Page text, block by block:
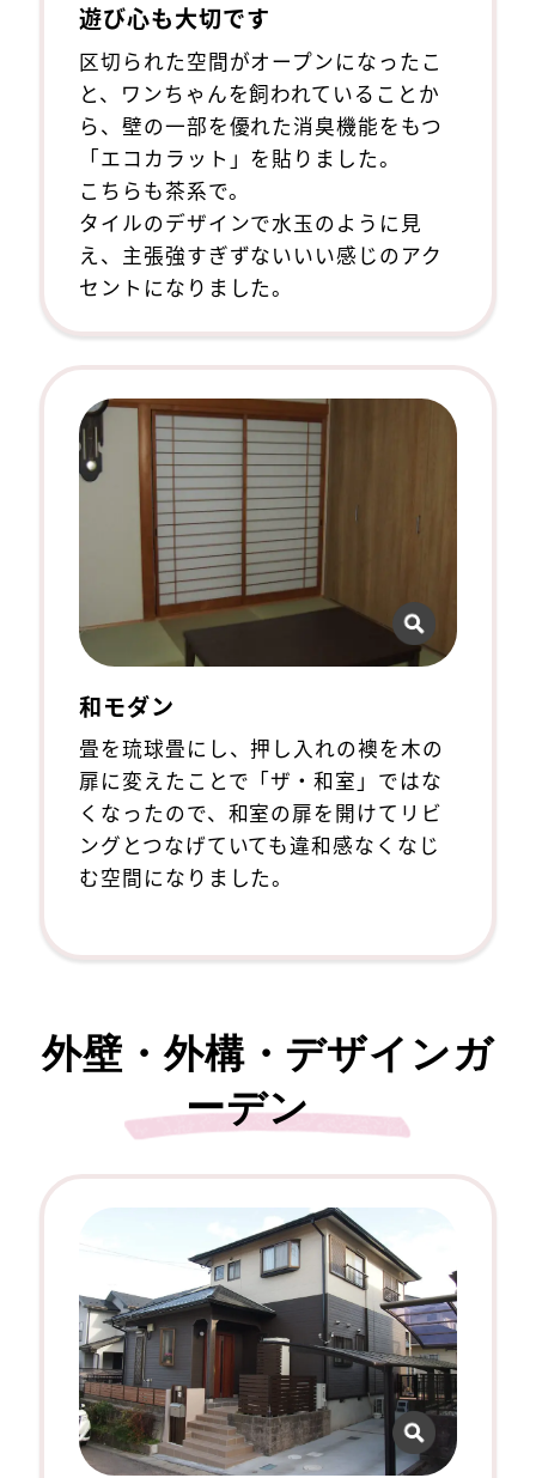
遊び心も大切です
区切られた空間がオープンになったこ
と、ワンちゃんを飼われていることか
ら、壁の一部を優れた消臭機能をもつ
「エコカラット」を貼りました。
こちらも茶系で。
タイルのデザインで水玉のように見
え、主張強すぎずないいい感じのアク
セントになりました。
和モダン
畳を琉球畳にし、押し入れの襖を木の
扉に変えたことで「ザ・和室」ではな
くなったので、和室の扉を開けてリビ
ングとつなげていても違和感なくなじ
む空間になりました。
外壁・外構・デザインガ
ーデン